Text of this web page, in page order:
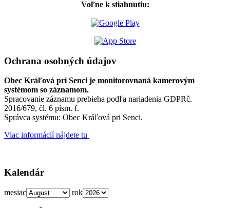
Voľne k stiahnutiu:
Ochrana osobných údajov
Obec Kráľová pri Senci je monitorovnaná kamerovým
systémom so záznamom.
Spracovanie záznamu prebieha podľa nariadenia GDPRč.
2016/679, čl. 6 písm. f.
Správca systému: Obec Kráľová pri Senci.
Viac informácií nájdete tu
Kalendár
mesiac rok